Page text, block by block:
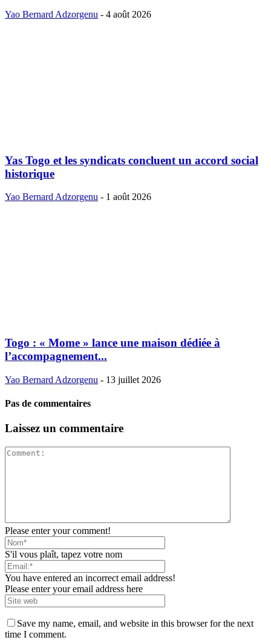
Yao Bernard Adzorgenu - 4 août 2026
Yas Togo et les syndicats concluent un accord social
historique
Yao Bernard Adzorgenu - 1 août 2026
Togo : « Mome » lance une maison dédiée à
l’accompagnement...
Yao Bernard Adzorgenu - 13 juillet 2026
Pas de commentaires
Laissez un commentaire
Please enter your comment!
S'il vous plaît, tapez votre nom
You have entered an incorrect email address!
Please enter your email address here
Save my name, email, and website in this browser for the next
time I comment.